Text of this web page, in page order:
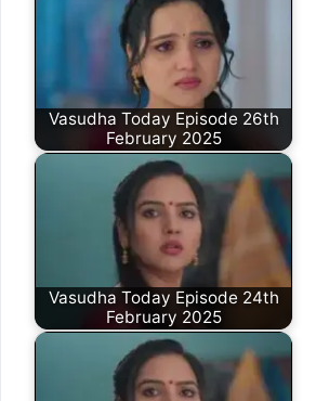
Vasudha Today Episode 26th
February 2025
Vasudha Today Episode 24th
February 2025